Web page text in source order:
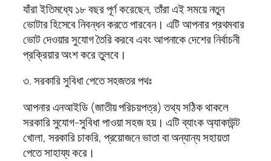
যাঁরা ইতিমধ্যে ১৮ বছর পূর্ণ করেছেন, তাঁরা এই সময়ে নতুন
ভোটার হিসেবে নিবন্ধন করতে পারবেন। এটি আপনার প্রথমবার
ভোট দেওয়ার সুযোগ তৈরি করবে এবং আপনাকে দেশের নির্বাচনী
প্রক্রিয়ার অংশ করে তুলবে।
৩. সরকারি সুবিধা পেতে সহজতর পথঃ
আপনার এনআইডি (জাতীয় পরিচয়পত্র) তথ্য সঠিক থাকলে
সরকারি সুযোগ-সুবিধা পাওয়া সহজ হয়। এটি ব্যাংক অ্যাকাউন্ট
খোলা, সরকারি চাকরি, প্রয়োজনে ভাতা বা অন্যান্য সহায়তা
পেতে সাহায্য করে।